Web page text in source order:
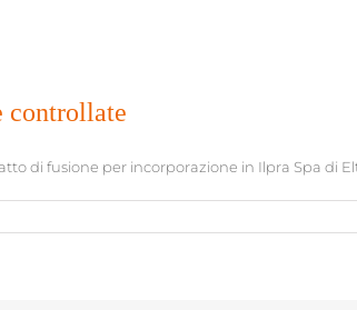
controllate
di fusione per incorporazione in Ilpra Spa di